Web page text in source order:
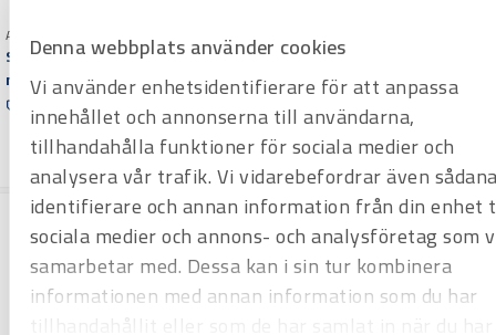
Denna webbplats använder cookies
Vi använder enhetsidentifierare för att anpassa
innehållet och annonserna till användarna,
tillhandahålla funktioner för sociala medier och
analysera vår trafik. Vi vidarebefordrar även sådana
identifierare och annan information från din enhet
sociala medier och annons- och analysföretag som
samarbetar med. Dessa kan i sin tur kombinera
informationen med annan information som du har
Art.nr 2310185
Slagringnyckel Bahco 85
mm
Offertpris
Varuko
rg
Art.nr 2310190
Slagringnyckel Bahco 90
mm
Offertpris
Varuko
rg